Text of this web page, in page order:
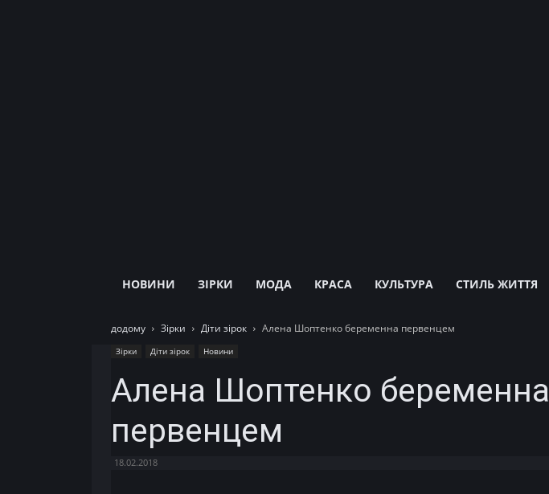
НОВИНИ ЗІРКИ МОДА КРАСА КУЛЬТУРА СТИЛЬ ЖИТТЯ
додому Зірки Діти зірок Алена Шоптенко беременна первенцем
Зірки Діти зірок Новини
Алена Шоптенко беременна
первенцем
18.02.2018